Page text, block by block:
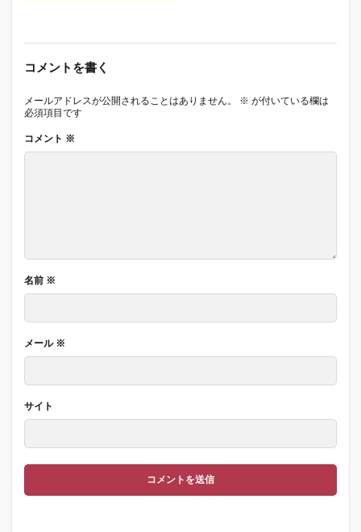
コメントを書く
メールアドレスが公開されることはありません。 ※ が付いている欄は
必須項目です
コメント ※
名前 ※
メール ※
サイト